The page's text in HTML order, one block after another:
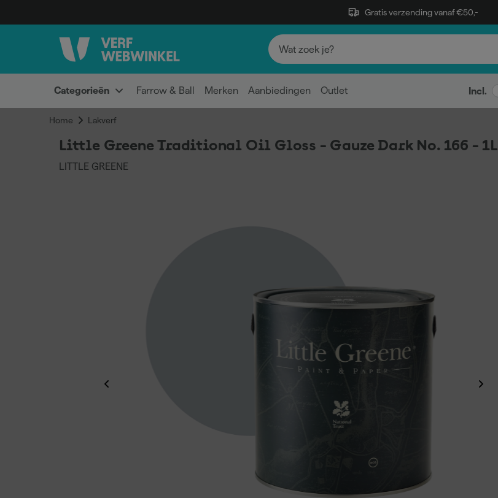
Gratis verzending vanaf €50,-
Categorieën Farrow & Ball Merken Aanbiedingen Outlet Incl.
Home Lakverf
Little Greene Traditional Oil Gloss - Gauze Dark No. 166 - 1L
LITTLE GREENE